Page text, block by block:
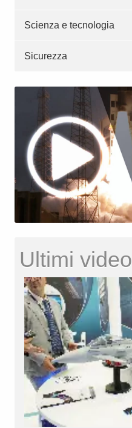
Scienza e tecnologia
Sicurezza
Ultimi video